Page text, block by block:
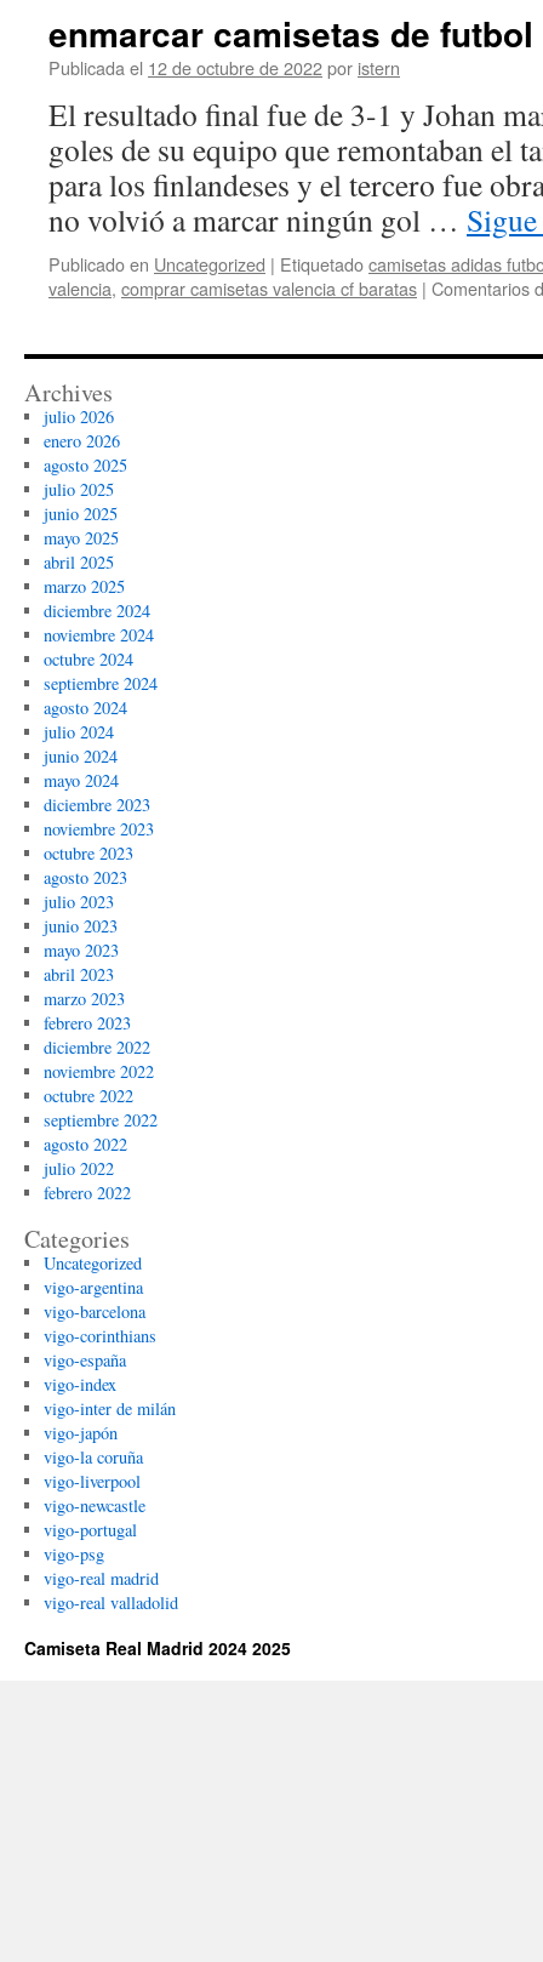
enmarcar camisetas de
Publicada el 12 de octubre de 2022por istern
El resultado final fue de 3-1 y Johan
goles de su equipo que remontaban el
para los finlandeses y el tercero fue
no volvió a marcar ningún gol …
Publicado en Uncategorized | Etiquetadocamisetas adidas
valencia, comprar camisetas valencia cf baratas | Comentarios
Archives
julio 2026
enero 2026
agosto 2025
julio 2025
junio 2025
mayo 2025
abril 2025
marzo 2025
diciembre 2024
noviembre 2024
octubre 2024
septiembre 2024
agosto 2024
julio 2024
junio 2024
mayo 2024
diciembre 2023
noviembre 2023
octubre 2023
agosto 2023
julio 2023
junio 2023
mayo 2023
abril 2023
marzo 2023
febrero 2023
diciembre 2022
noviembre 2022
octubre 2022
septiembre 2022
agosto 2022
julio 2022
febrero 2022
Categories
Uncategorized
vigo-argentina
vigo-barcelona
vigo-corinthians
vigo-españa
vigo-index
vigo-inter de milán
vigo-japón
vigo-la coruña
vigo-liverpool
vigo-newcastle
vigo-portugal
vigo-psg
vigo-real madrid
vigo-real valladolid
Camiseta Real Madrid 2024 2025